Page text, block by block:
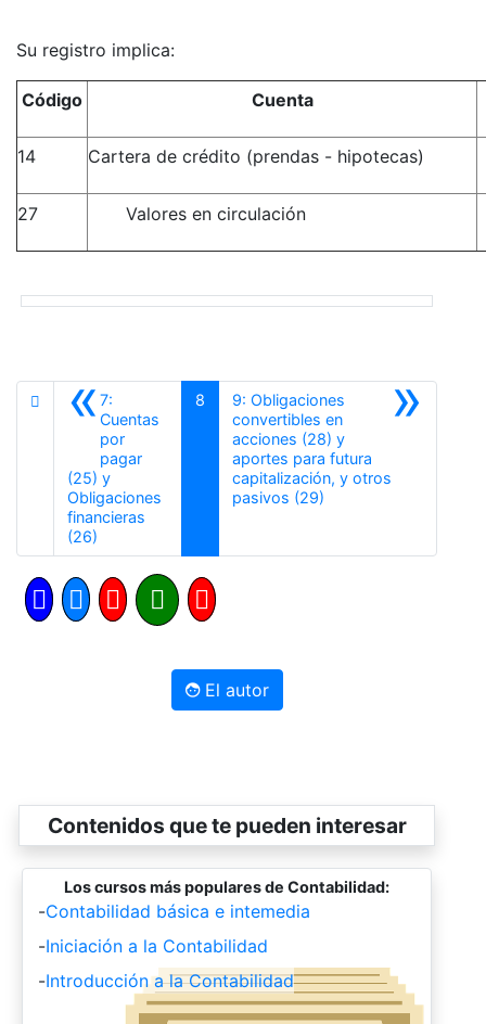
Su registro implica:
Código Cuenta
14 Cartera de crédito (prendas - hipotecas)
27 Valores en circulación
«7:
Cuentas
por
pagar
(25) y
Obligaciones
financieras
(26)
8 »
9: Obligaciones
convertibles en
acciones (28) y
aportes para futura
capitalización, y otros
pasivos (29)
El autor
Contenidos que te pueden interesar
Los cursos más populares de Contabilidad:
-Contabilidad básica e intemedia
-Iniciación a la Contabilidad
-Introducción a la Contabilidad